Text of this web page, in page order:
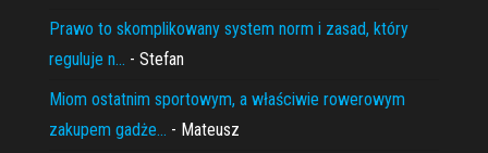
Prawo to skomplikowany system norm i zasad, który
reguluje n... - Stefan
Miom ostatnim sportowym, a właściwie rowerowym
zakupem gadże... - Mateusz